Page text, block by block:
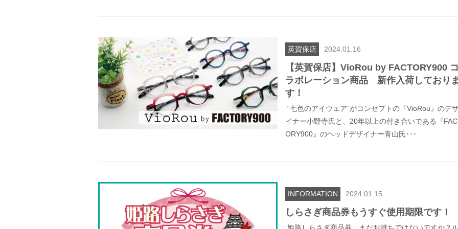
英賀保店 2024.01.16
【英賀保店】VioRou by FACTORY900 コ
ラボレーション商品 新作入荷しておりま
す！
“七色のアイウェア”がコンセプトの『VioRou』のデ
イナー小野寺氏と、20年以上の付き合いである『
ORY900』のヘッドデザイナー青山氏･･･
INFORMATION 2024.01.15
しらさぎ商品券もうすぐ使用期限です！
姫路しらさぎ商品券、まだお持ちではないですか？